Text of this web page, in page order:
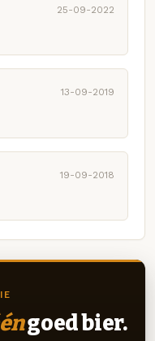
25-09-2022
13-09-2019
19-09-2018
goed bier.